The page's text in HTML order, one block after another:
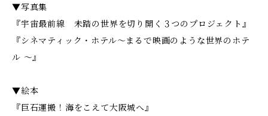
▼写真集
『宇宙最前線 未踏の世界を切り開く３つのプロジェクト』
『シネマティック・ホテル～まるで映画のような世界のホテ
ル ～』
▼絵本
『巨石運搬！海をこえて大阪城へ』